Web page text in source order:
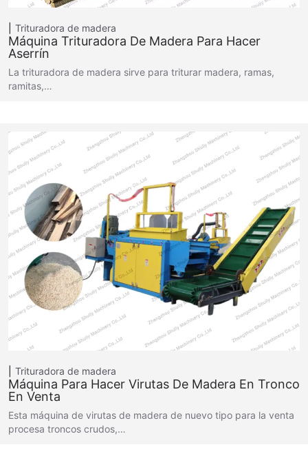
Trituradora de madera
Máquina Trituradora De Madera Para Hacer
Aserrín
La trituradora de madera sirve para triturar madera, ramas,
ramitas,…
Trituradora de madera
Máquina Para Hacer Virutas De Madera En Tronco
En Venta
Esta máquina de virutas de madera de nuevo tipo para la venta
procesa troncos crudos,…